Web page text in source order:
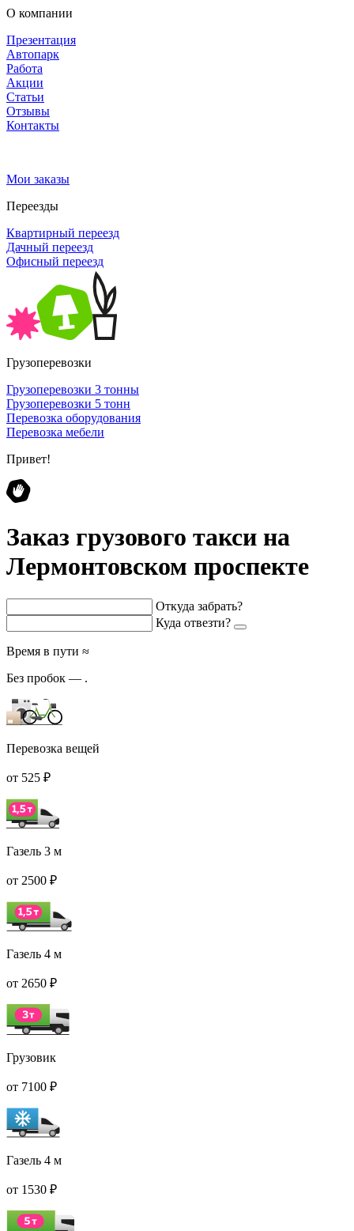
О компании
Презентация
Автопарк
Работа
Акции
Статьи
Отзывы
Контакты
Мои заказы
Переезды
Квартирный переезд
Дачный переезд
Офисный переезд
Грузоперевозки
Грузоперевозки 3 тонны
Грузоперевозки 5 тонн
Перевозка оборудования
Перевозка мебели
Привет!
Заказ грузового такси на
Лермонтовском проспекте
Откуда забрать?
Куда отвезти?
Время в пути ≈
Без пробок — .
Перевозка вещей
от 525 ₽
Газель 3 м
от 2500 ₽
Газель 4 м
от 2650 ₽
Грузовик
от 7100 ₽
Газель 4 м
от 1530 ₽